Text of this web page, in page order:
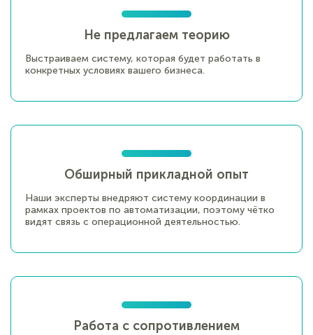
Не предлагаем теорию
Выстраиваем систему, которая будет работать в
конкретных условиях вашего бизнеса.
Обширный прикладной опыт
Наши эксперты внедряют систему координации в
рамках проектов по автоматизации, поэтому чётко
видят связь с операционной деятельностью.
Работа с сопротивлением